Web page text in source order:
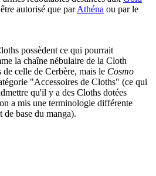
autorisé que parAthéna ou par le
possèdent ce qui pourrait
la chaîne nébulaire de la Cloth
celle de Cerbère, mais le Cosmo
"Accessoires de Cloths" (ce qui
qu'il y a des Cloths dotées
a mis une terminologie différente
de base du manga).